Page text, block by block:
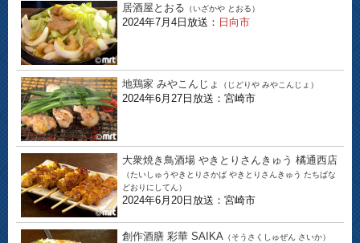
居酒屋とおる （いざかや とおる）
2024年7月4日放送： 日向市
地鶏家 みやこんじょ （じどりや みやこんじょ）
2024年6月27日放送：宮崎市
大衆焼き鳥酒場 やきとりさんきゅう 橘通西店
（たいしゅうやきとりさかば やきとりさんきゅう たちばな
どおりにしてん）
2024年6月20日放送：宮崎市
創作酒膳 彩華 SAIKA （そうさくしゅぜん さいか）